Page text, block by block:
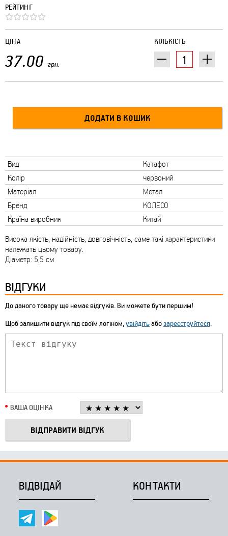
РЕЙТИНГ
КІЛЬКІСТЬ
ЦІНА
37.00 грн.
Вид
Катафот
Колір
червоний
Матеріал
Метал
Бренд
КОЛЕСО
Країна виробник
Китай
Висока якість, надійність, довговічність, саме такі характеристики
належать цьому товару.
Діаметр: 5,5 см
ВІДГУКИ
До даного товару ще немає відгуків. Ви можете бути першим!
Щоб залишити відгук під своїм логіном,увійдітьабозареєструйтеся.
ВАША ОЦІНКА
ВІДВІДАЙ КОНТАКТИ